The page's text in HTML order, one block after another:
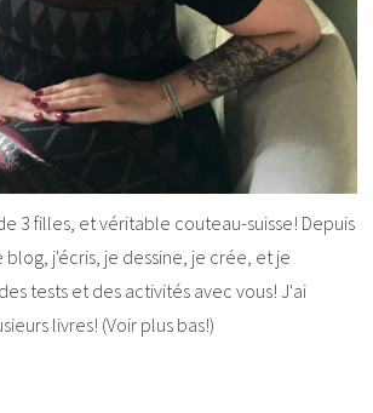
3 filles, et véritable couteau-suisse! Depuis
blog, j'écris, je dessine, je crée, et je
tests et des activités avec vous! J'ai
livres! (Voir plus bas!)